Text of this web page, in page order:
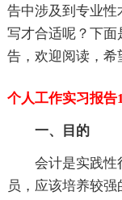
告中涉及到专业性
写才合适呢？下面
告，欢迎阅读，希
个人工作实习报告
一、目的
会计是实践性
员，应该培养较